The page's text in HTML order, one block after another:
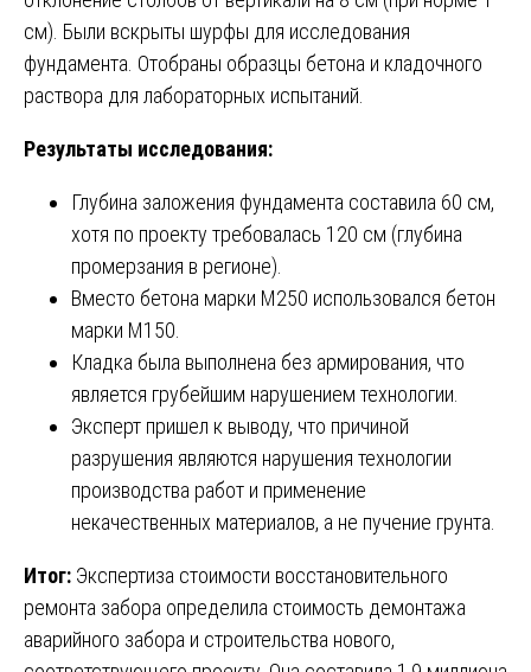
см). Были вскрыты шурфы для исследования
фундамента. Отобраны образцы бетона и кладочного
раствора для лабораторных испытаний.
Результаты исследования:
Глубина заложения фундамента составила 60 см,
хотя по проекту требовалась 120 см (глубина
промерзания в регионе).
Вместо бетона марки М250 использовался бетон
марки М150.
Кладка была выполнена без армирования, что
является грубейшим нарушением технологии.
Эксперт пришел к выводу, что причиной
разрушения являются нарушения технологии
производства работ и применение
некачественных материалов, а не пучение грунта.
Итог: Экспертиза стоимости восстановительного
ремонта забора определила стоимость демонтажа
аварийного забора и строительства нового,